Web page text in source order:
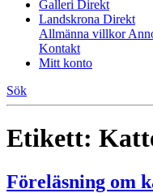
Galleri Direkt
Landskrona Direkt
Allmänna villkor
Kontakt
Mitt konto
Sök
Etikett:
Föreläsning om